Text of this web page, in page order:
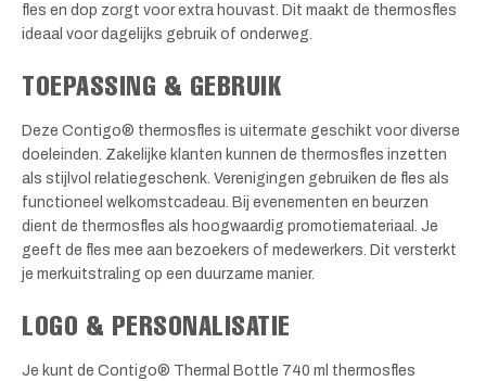
fles en dop zorgt voor extra houvast. Dit maakt de thermosfles
ideaal voor dagelijks gebruik of onderweg.
TOEPASSING & GEBRUIK
Deze Contigo® thermosfles is uitermate geschikt voor diverse
doeleinden. Zakelijke klanten kunnen de thermosfles inzetten
als stijlvol relatiegeschenk. Verenigingen gebruiken de fles als
functioneel welkomstcadeau. Bij evenementen en beurzen
dient de thermosfles als hoogwaardig promotiemateriaal. Je
geeft de fles mee aan bezoekers of medewerkers. Dit versterkt
je merkuitstraling op een duurzame manier.
LOGO & PERSONALISATIE
Je kunt de Contigo® Thermal Bottle 740 ml thermosfles